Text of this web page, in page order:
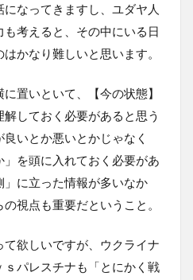
なってきますし、ユダヤ人
考えると、その中にいる日
かなり難しいと思います。
置いといて、【今の状態】
しておく必要があると思う
いとか悪いとかじゃなく
を頭に入れておく必要があ
に立った情報が多いなか
視点も重要だということ。
欲しいですが、ウクライナ
ｓパレスチナも「とにかく戦